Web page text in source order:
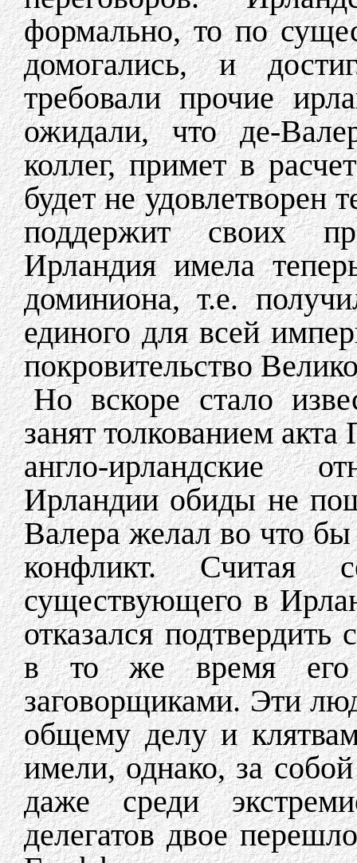
формально, то по
домогались, и
требовали прочие
ожидали, что де-
коллег, примет в
будет не удовлетворен
поддержит своих
Ирландия имела
доминиона, т.е.
единого для всей
покровительство
Но вскоре стало
занят толкованием
англо-ирландские
Ирландии обиды не
Валера желал во что бы
конфликт. Считая
существующего в
отказался
в то же время его
заговорщиками. Эти
общему делу и
имели, однако, за
даже среди
делегатов двое